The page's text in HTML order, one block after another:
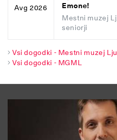
Avg 2026
Emone!
Mestni muzej
seniorji
Vsi dogodki - Mestni muzej
Vsi dogodki - MGML